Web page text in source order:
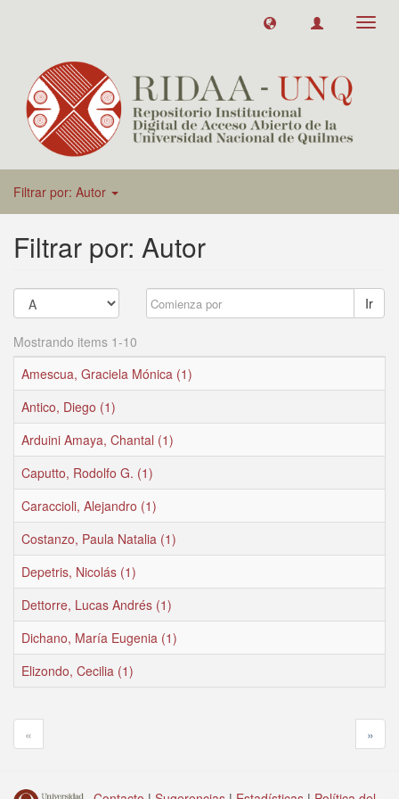
Filtrar por: Autor
Filtrar por: Autor
Ir
Mostrando items 1-10
Amescua, Graciela Mónica (1)
Antico, Diego (1)
Arduini Amaya, Chantal (1)
Caputto, Rodolfo G. (1)
Caraccioli, Alejandro (1)
Costanzo, Paula Natalia (1)
Depetris, Nicolás (1)
Dettorre, Lucas Andrés (1)
Dichano, María Eugenia (1)
Elizondo, Cecilia (1)
« »